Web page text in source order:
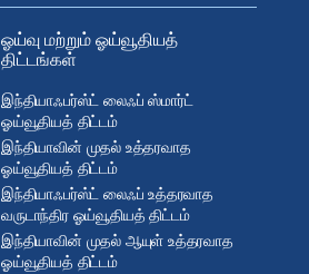
ஓய்வு மற்றும் ஓய்வூதியத்
திட்டங்கள்
இந்தியாஃபர்ஸ்ட் லைஃப் ஸ்மார்ட்
ஓய்வூதியத் திட்டம்
இந்தியாவின் முதல் உத்தரவாத
ஓய்வூதியத் திட்டம்
இந்தியாஃபர்ஸ்ட் லைஃப் உத்தரவாத
வருடாந்திர ஓய்வூதியத் திட்டம்
இந்தியாவின் முதல் ஆயுள் உத்தரவாத
ஓய்வூதியத் திட்டம்